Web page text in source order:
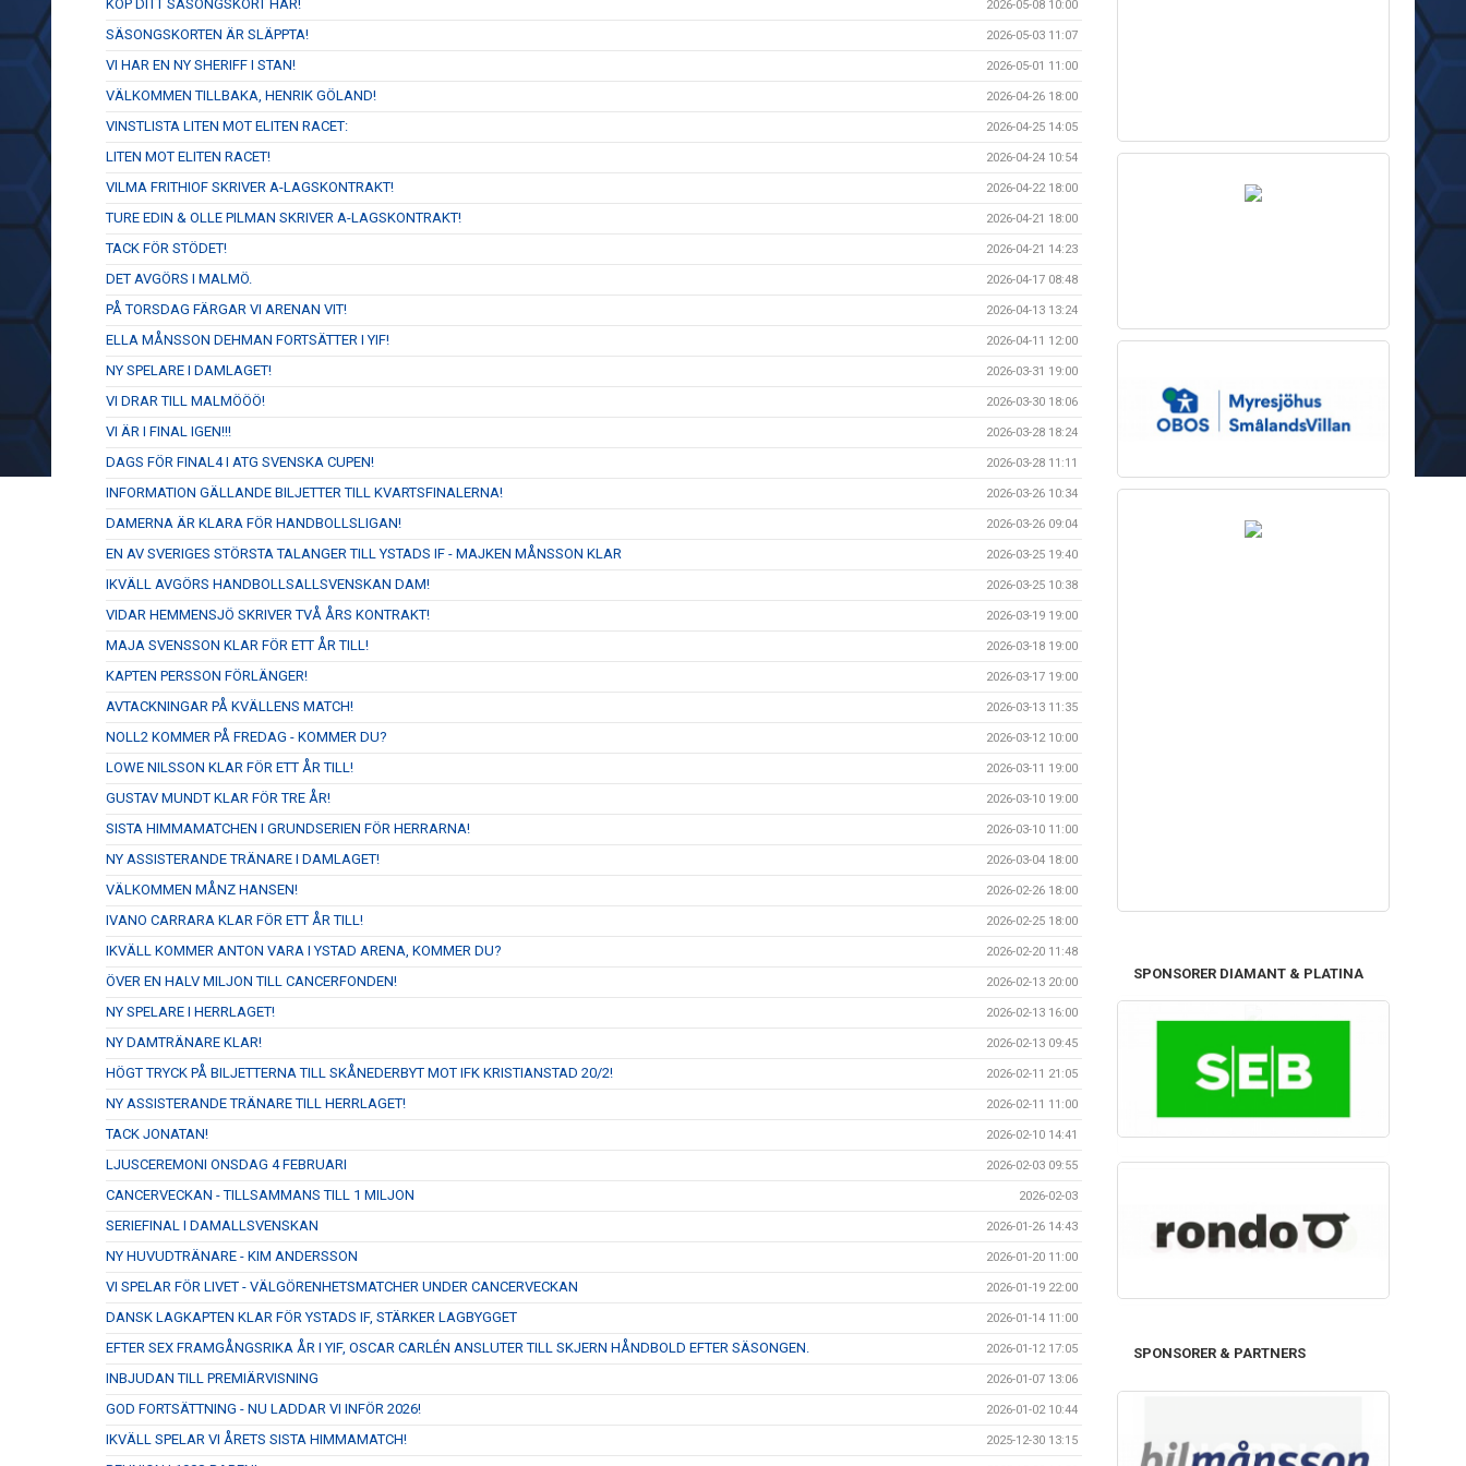
KÖP DITT SÄSONGSKORT HÄR! 2026-05-08 10:00
SÄSONGSKORTEN ÄR SLÄPPTA! 2026-05-03 11:07
VI HAR EN NY SHERIFF I STAN! 2026-05-01 11:00
VÄLKOMMEN TILLBAKA, HENRIK GÖLAND! 2026-04-26 18:00
VINSTLISTA LITEN MOT ELITEN RACET: 2026-04-25 14:05
LITEN MOT ELITEN RACET! 2026-04-24 10:54
VILMA FRITHIOF SKRIVER A-LAGSKONTRAKT! 2026-04-22 18:00
TURE EDIN & OLLE PILMAN SKRIVER A-LAGSKONTRAKT! 2026-04-21 18:00
TACK FÖR STÖDET! 2026-04-21 14:23
DET AVGÖRS I MALMÖ. 2026-04-17 08:48
PÅ TORSDAG FÄRGAR VI ARENAN VIT! 2026-04-13 13:24
ELLA MÅNSSON DEHMAN FORTSÄTTER I YIF! 2026-04-11 12:00
NY SPELARE I DAMLAGET! 2026-03-31 19:00
VI DRAR TILL MALMÖÖÖ! 2026-03-30 18:06
VI ÄR I FINAL IGEN!!! 2026-03-28 18:24
DAGS FÖR FINAL4 I ATG SVENSKA CUPEN! 2026-03-28 11:11
INFORMATION GÄLLANDE BILJETTER TILL KVARTSFINALERNA! 2026-03-26 10:34
DAMERNA ÄR KLARA FÖR HANDBOLLSLIGAN! 2026-03-26 09:04
EN AV SVERIGES STÖRSTA TALANGER TILL YSTADS IF - MAJKEN MÅNSSON KLAR 2026-03-25 19:40
IKVÄLL AVGÖRS HANDBOLLSALLSVENSKAN DAM! 2026-03-25 10:38
VIDAR HEMMENSJÖ SKRIVER TVÅ ÅRS KONTRAKT! 2026-03-19 19:00
MAJA SVENSSON KLAR FÖR ETT ÅR TILL! 2026-03-18 19:00
KAPTEN PERSSON FÖRLÄNGER! 2026-03-17 19:00
AVTACKNINGAR PÅ KVÄLLENS MATCH! 2026-03-13 11:35
NOLL2 KOMMER PÅ FREDAG - KOMMER DU? 2026-03-12 10:00
LOWE NILSSON KLAR FÖR ETT ÅR TILL! 2026-03-11 19:00
GUSTAV MUNDT KLAR FÖR TRE ÅR! 2026-03-10 19:00
SISTA HIMMAMATCHEN I GRUNDSERIEN FÖR HERRARNA! 2026-03-10 11:00
NY ASSISTERANDE TRÄNARE I DAMLAGET! 2026-03-04 18:00
VÄLKOMMEN MÅNZ HANSEN! 2026-02-26 18:00
IVANO CARRARA KLAR FÖR ETT ÅR TILL! 2026-02-25 18:00
IKVÄLL KOMMER ANTON VARA I YSTAD ARENA, KOMMER DU? 2026-02-20 11:48
ÖVER EN HALV MILJON TILL CANCERFONDEN! 2026-02-13 20:00
NY SPELARE I HERRLAGET! 2026-02-13 16:00
NY DAMTRÄNARE KLAR! 2026-02-13 09:45
HÖGT TRYCK PÅ BILJETTERNA TILL SKÅNEDERBYT MOT IFK KRISTIANSTAD 20/2! 2026-02-11 21:05
NY ASSISTERANDE TRÄNARE TILL HERRLAGET! 2026-02-11 11:00
TACK JONATAN! 2026-02-10 14:41
LJUSCEREMONI ONSDAG 4 FEBRUARI 2026-02-03 09:55
CANCERVECKAN - TILLSAMMANS TILL 1 MILJON 2026-02-03
SERIEFINAL I DAMALLSVENSKAN 2026-01-26 14:43
NY HUVUDTRÄNARE - KIM ANDERSSON 2026-01-20 11:00
VI SPELAR FÖR LIVET - VÄLGÖRENHETSMATCHER UNDER CANCERVECKAN 2026-01-19 22:00
DANSK LAGKAPTEN KLAR FÖR YSTADS IF, STÄRKER LAGBYGGET 2026-01-14 11:00
EFTER SEX FRAMGÅNGSRIKA ÅR I YIF, OSCAR CARLÉN ANSLUTER TILL SKJERN HÅNDBOLD EFTER SÄSONGEN. 2026-01-12 17:05
INBJUDAN TILL PREMIÄRVISNING 2026-01-07 13:06
GOD FORTSÄTTNING - NU LADDAR VI INFÖR 2026! 2026-01-02 10:44
IKVÄLL SPELAR VI ÅRETS SISTA HIMMAMATCH! 2025-12-30 13:15
SPONSORER DIAMANT & PLATINA
SPONSORER & PARTNERS